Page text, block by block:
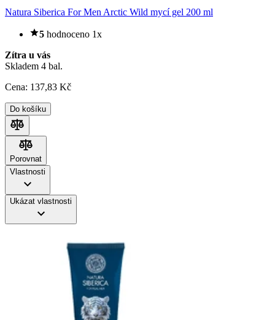
Natura Siberica For Men Arctic Wild mycí gel 200 ml
5 hodnoceno 1x
Zítra u vás
Skladem 4 bal.
Cena: 137,83 Kč
Do košíku
Porovnat
Porovnat
Vlastnosti
Ukázat vlastnosti